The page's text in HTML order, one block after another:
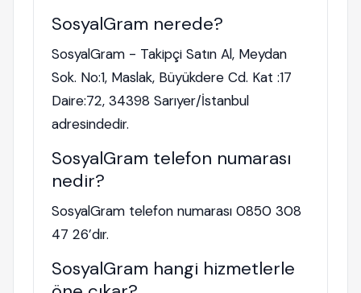
SosyalGram nerede?
SosyalGram - Takipçi Satın Al, Meydan
Sok. No:1, Maslak, Büyükdere Cd. Kat :17
Daire:72, 34398 Sarıyer/İstanbul
adresindedir.
SosyalGram telefon numarası
nedir?
SosyalGram telefon numarası 0850 308
47 26’dır.
SosyalGram hangi hizmetlerle